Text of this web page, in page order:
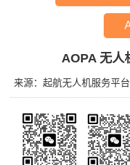
AOPA 无人
来源：起航无人机服务平台